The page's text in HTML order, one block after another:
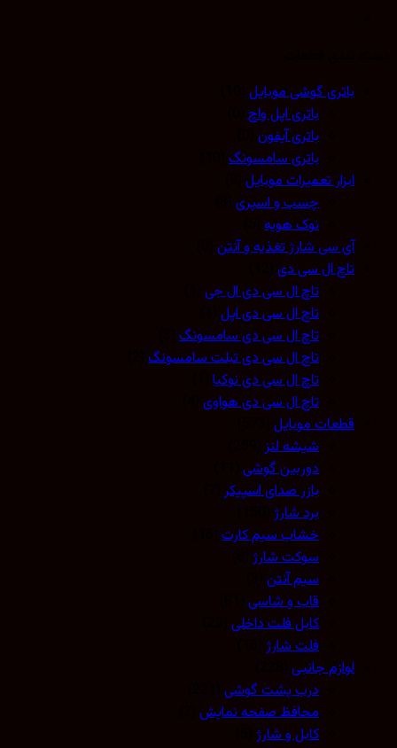
باتری گوشی موبایل(10)
باتری اپل واچ(0)
باتری آیفون(0)
باتری سامسونگ(10)
ابزار تعمیرات موبایل(9)
چسب و اسپری(3)
نوک هویه(5)
آی سی شارژ تغذیه و آنتن(0)
تاچ ال سی دی(12)
تاچ ال سی دی ال جی(1)
تاچ ال سی دی اپل(1)
تاچ ال سی دی سامسونگ(3)
تاچ ال سی دی تبلت سامسونگ(2)
تاچ ال سی دی نوکیا (1)
تاچ ال سی دی هواوی(4)
قطعات موبایل(573)
شیشه لنز(259)
دوربین گوشی(11)
بازر صدای اسپیکر(7)
برد شارژ(150)
خشاب سیم کارت(16)
سوکت شارژ(8)
سیم آنتن(3)
قاب و شاسی(81)
کابل فلت داخلی(22)
فلت شارژ(16)
لوازم جانبی(228)
درب پشت گوشی(221)
محافظ صفحه نمایش(2)
کابل و شارژ(5)